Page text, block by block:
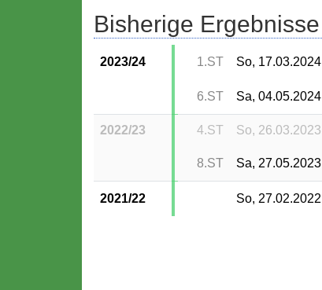
Bisherige Ergebnisse
2023/24 1.ST So, 17.03.2024
6.ST Sa, 04.05.2024
2022/23 4.ST So, 26.03.2023
8.ST Sa, 27.05.2023
2021/22 So, 27.02.2022